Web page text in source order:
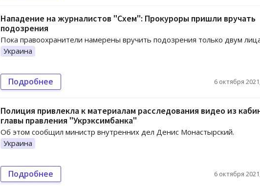
Нападение на журналистов "Схем": Прокуроры пришли вручать
подозрения
Пока правоохранители намерены вручить подозрения только двум
Украина
Подробнее 6 октября
Полиция привлекла к материалам расследования видео из
главы правления "Укрэксимбанка"
Об этом сообщил министр внутренних дел Денис Монастырский.
Украина
Подробнее 6 октября